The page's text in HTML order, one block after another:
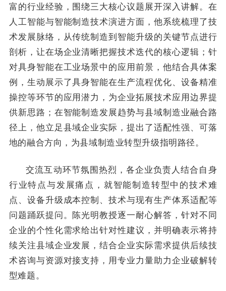
富的行业经验，围绕三大核心议题展开深入讲解。在
人工智能与智能制造技术演进方面，他系统梳理了技
术发展脉络，从传统制造到智能升级的关键节点进行
剖析，让在场企业清晰把握技术迭代的核心逻辑；针
对具身智能在工业场景中的应用前景，他结合具体案
例，生动展示了具身智能在生产流程优化、设备精准
操控等环节的应用潜力，为企业拓展技术应用边界提
供新思路；在智能制造发展趋势与县域制造业融合路
径上，他立足县域企业实际，提出了适配性强、可落
地的融合方向，为县域制造业转型升级指明路径。
交流互动环节氛围热烈，各企业负责人结合自身
行业特点与发展痛点，就智能制造转型中的技术难
点、设备升级成本控制、技术与现有生产体系适配等
问题踊跃提问。陈光明教授逐一耐心解答，针对不同
企业的个性化需求给出针对性建议，并明确表示将持
续关注县域企业发展，结合企业实际需求提供后续技
术咨询与资源对接支持，用专业力量助力企业破解转
型难题。